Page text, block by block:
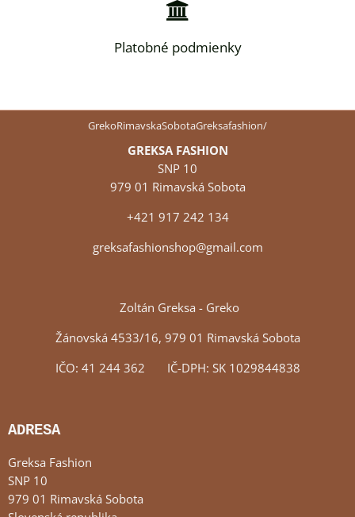
Platobné podmienky
GrekoRimavskaSobotaGreksafashion/
GREKSA FASHION
SNP 10
979 01 Rimavská Sobota
+421 917 242 134
greksafashionshop@gmail.com
Zoltán Greksa - Greko
Žánovská 4533/16, 979 01 Rimavská Sobota
IČO: 41 244 362 IČ-DPH: SK 1029844838
ADRESA
Greksa Fashion
SNP 10
979 01 Rimavská Sobota